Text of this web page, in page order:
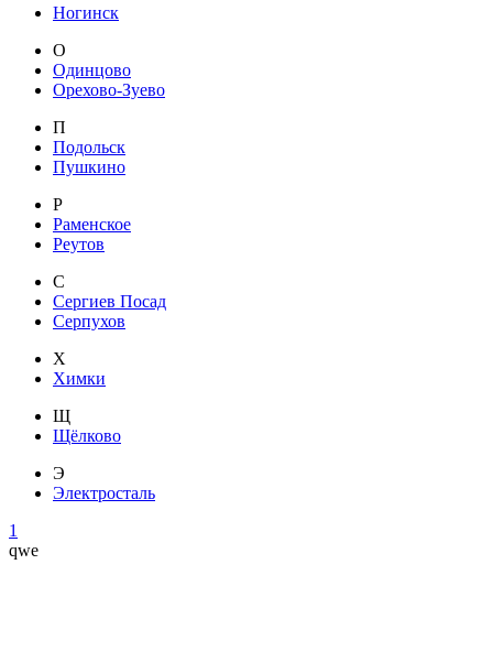
Ногинск
О
Одинцово
Орехово-Зуево
П
Подольск
Пушкино
Р
Раменское
Реутов
С
Сергиев Посад
Серпухов
Х
Химки
Щ
Щёлково
Э
Электросталь
1
qwe